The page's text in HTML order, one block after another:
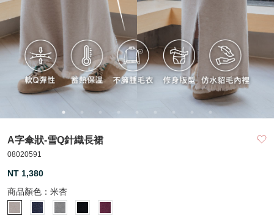
A字傘狀-雪Q針織長裙
08020591
NT 1,380
商品顏色： 米杏